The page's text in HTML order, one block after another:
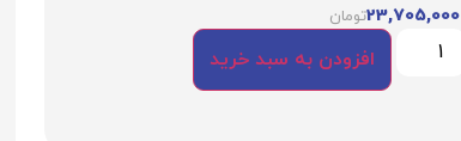
23,705,000تومان
افزودن به سبد خرید